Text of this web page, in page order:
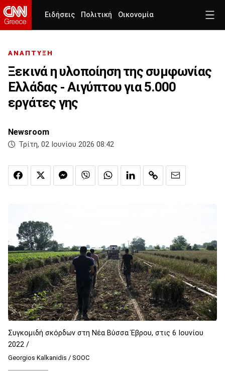
Ειδήσεις Πολιτική Οικονομία
ΑΝΑΠΤΥΞΗ
Ξεκινά η υλοποίηση της συμφωνίας
Ελλάδας - Αιγύπτου για 5.000
εργάτες γης
Newsroom
Τρίτη, 02 Ιουνίου 2026 08:42
Συγκομιδή σκόρδων στη Νέα Βύσσα Έβρου, στις 6 Ιουνίου
2022 /
Georgios Kalkanidis / SOOC